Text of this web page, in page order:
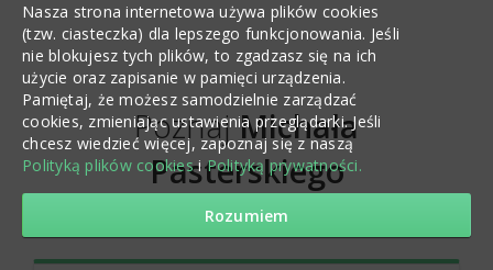
PoznajMichała
Pasterskiego
Nasza strona internetowa używa plików cookies
(tzw. ciasteczka) dla lepszego funkcjonowania. Jeśli
nie blokujesz tych plików, to zgadzasz się na ich
użycie oraz zapisanie w pamięci urządzenia.
Pamiętaj, że możesz samodzielnie zarządzać
cookies, zmieniając ustawienia przeglądarki. Jeśli
chcesz wiedzieć więcej, zapoznaj się z naszą
Polityką plików cookiesiPolityką prywatności.
Rozumiem